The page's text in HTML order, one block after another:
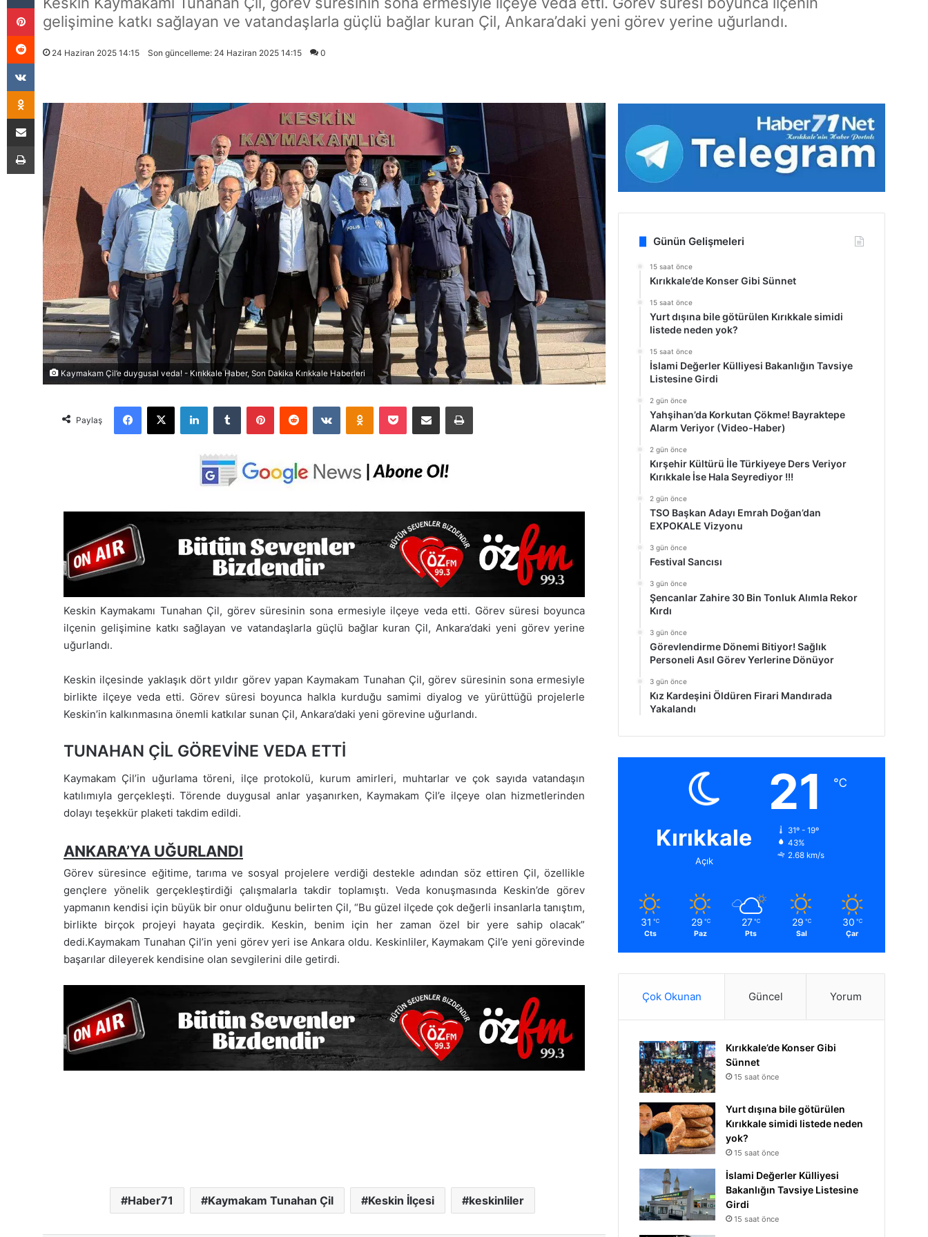
gelişimine katkı sağlayan ve vatandaşlarla güçlü bağlar kuran Çil, Ankara’daki yeni görev yerine uğurlandı.
24 Haziran 2025 14:15 Son güncelleme: 24 Haziran 2025 14:15 0
Kaymakam Çil’e duygusal veda! - Kırıkkale Haber, Son Dakika Kırıkkale Haberleri
Paylaş
Keskin Kaymakamı Tunahan Çil, görev süresinin sona ermesiyle ilçeye veda etti. Görev süresi boyunca
ilçenin gelişimine katkı sağlayan ve vatandaşlarla güçlü bağlar kuran Çil, Ankara’daki yeni görev yerine
uğurlandı.
Keskin ilçesinde yaklaşık dört yıldır görev yapan Kaymakam Tunahan Çil, görev süresinin sona ermesiyle
birlikte ilçeye veda etti. Görev süresi boyunca halkla kurduğu samimi diyalog ve yürüttüğü projelerle
Keskin’in kalkınmasına önemli katkılar sunan Çil, Ankara’daki yeni görevine uğurlandı.
TUNAHAN ÇİL GÖREVİNE VEDA ETTİ
Kaymakam Çil’in uğurlama töreni, ilçe protokolü, kurum amirleri, muhtarlar ve çok sayıda vatandaşın
katılımıyla gerçekleşti. Törende duygusal anlar yaşanırken, Kaymakam Çil’e ilçeye olan hizmetlerinden
dolayı teşekkür plaketi takdim edildi.
ANKARA’YA UĞURLANDI
Görev süresince eğitime, tarıma ve sosyal projelere verdiği destekle adından söz ettiren Çil, özellikle
gençlere yönelik gerçekleştirdiği çalışmalarla takdir toplamıştı. Veda konuşmasında Keskin’de görev
yapmanın kendisi için büyük bir onur olduğunu belirten Çil, “Bu güzel ilçede çok değerli insanlarla tanıştım,
birlikte birçok projeyi hayata geçirdik. Keskin, benim için her zaman özel bir yere sahip olacak”
dedi.Kaymakam Tunahan Çil’in yeni görev yeri ise Ankara oldu. Keskinliler, Kaymakam Çil’e yeni görevinde
başarılar dileyerek kendisine olan sevgilerini dile getirdi.
Haber71 Kaymakam Tunahan Çil Keskin İlçesi keskinliler
Günün Gelişmeleri
15 saat önce
Kırıkkale’de Konser Gibi Sünnet
15 saat önce
Yurt dışına bile götürülen Kırıkkale simidi
listede neden yok?
15 saat önce
İslami Değerler Külliyesi Bakanlığın Tavsiye
Listesine Girdi
2 gün önce
Yahşihan’da Korkutan Çökme! Bayraktepe
Alarm Veriyor (Video-Haber)
2 gün önce
Kırşehir Kültürü İle Türkiyeye Ders Veriyor
Kırıkkale İse Hala Seyrediyor !!!
2 gün önce
TSO Başkan Adayı Emrah Doğan’dan
EXPOKALE Vizyonu
3 gün önce
Festival Sancısı
3 gün önce
Şencanlar Zahire 30 Bin Tonluk Alımla Rekor
Kırdı
3 gün önce
Görevlendirme Dönemi Bitiyor! Sağlık
Personeli Asıl Görev Yerlerine Dönüyor
3 gün önce
Kız Kardeşini Öldüren Firari Mandırada
Yakalandı
Kırıkkale
Açık
21 ℃
31º - 19º
43%
2.68 km/s
31 ℃
Cts
29 ℃
Paz
27 ℃
Pts
29 ℃
Sal
30 ℃
Çar
Çok Okunan Güncel Yorum
Kırıkkale’de Konser Gibi
Sünnet
15 saat önce
Yurt dışına bile götürülen
Kırıkkale simidi listede neden
yok?
15 saat önce
İslami Değerler Külliyesi
Bakanlığın Tavsiye Listesine
Girdi
15 saat önce
Pinterest
E-Posta İle Paylaş
Yazdır